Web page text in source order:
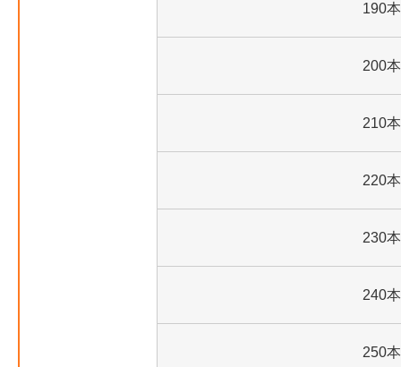
190本
200本
210本
220本
230本
240本
250本